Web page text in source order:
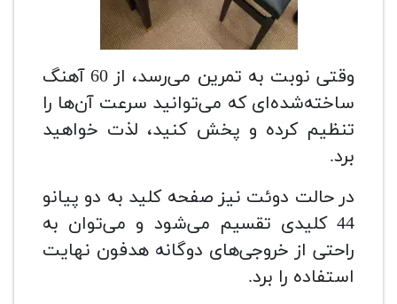
وقتی نوبت به تمرین می‌رسد، از 60 آهنگ
ساخته‌شده‌ای که می‌توانید سرعت آن‌ها را
تنظیم کرده و پخش کنید، لذت خواهید
برد.
در حالت دوئت نیز صفحه کلید به دو پیانو
44 کلیدی تقسیم می‌شود و می‌توان به
راحتی از خروجی‌های دوگانه هدفون نهایت
استفاده را ‌برد.